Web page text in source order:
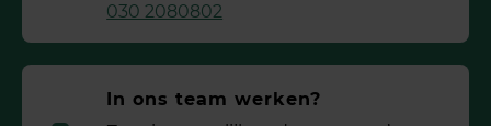
030 2080802
In ons team werken?